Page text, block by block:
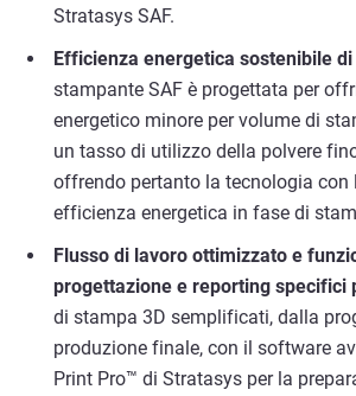
Stratasys SAF.
Efficienza energetica sostenibile
stampante SAF è progettata per
energetico minore per volume di
un tasso di utilizzo della polvere
offrendo pertanto la tecnologia con
efficienza energetica in fase di
Flusso di lavoro ottimizzato e
progettazione e reporting specifici
di stampa 3D semplificati, dalla
produzione finale, con il software
Print Pro™ di Stratasys per la